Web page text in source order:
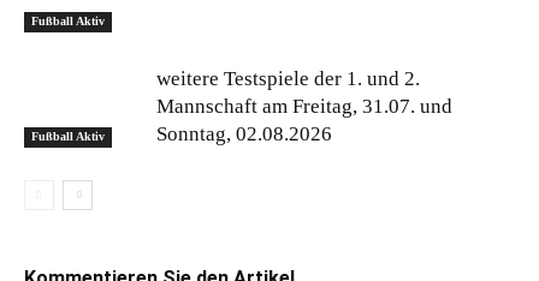
Fußball Aktiv
Fußball Aktiv
weitere Testspiele der 1. und 2.
Mannschaft am Freitag, 31.07. und
Sonntag, 02.08.2026